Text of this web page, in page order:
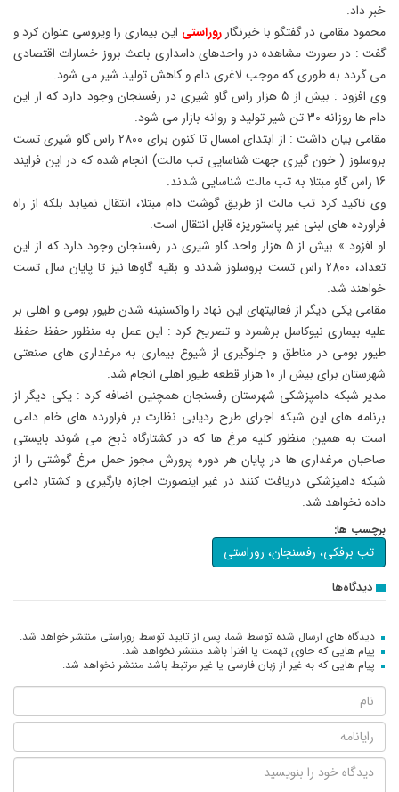
خبر داد.
محمود مقامی در گفتگو با خبرنگار روراستی این بیماری را ویروسی عنوان کرد و
گفت : در صورت مشاهده در واحدهای دامداری باعث بروز خسارات اقتصادی
می گردد به طوری که موجب لاغری دام و کاهش تولید شیر می شود.
وی افزود : بیش از 5 هزار راس گاو شیری در رفسنجان وجود دارد که از این
دام ها روزانه 30 تن شیر تولید و روانه بازار می شود.
مقامی بیان داشت : از ابتدای امسال تا کنون برای 2800 راس گاو شیری تست
بروسلوز ( خون گیری جهت شناسایی تب مالت) انجام شده که در این فرایند
16 راس گاو مبتلا به تب مالت شناسایی شدند.
وی تاکید کرد تب مالت از طریق گوشت دام مبتلا، انتقال نمیابد بلکه از راه
فراورده های لبنی غیر پاستوریزه قابل انتقال است.
او افزود » بیش از 5 هزار واحد گاو شیری در رفسنجان وجود دارد که از این
تعداد، 2800 راس تست بروسلوز شدند و بقیه گاوها نیز تا پایان سال تست
خواهند شد.
مقامی یکی دیگر از فعالیتهای این نهاد را واکسنینه شدن طیور بومی و اهلی بر
علیه بیماری نیوکاسل برشمرد و تصریح کرد : این عمل به منظور حفظ حفظ
طیور بومی در مناطق و جلوگیری از شیوع بیماری به مرغداری های صنعتی
شهرستان برای بیش از 10 هزار قطعه طیور اهلی انجام شد.
مدیر شبکه دامپزشکی شهرستان رفسنجان همچنین اضافه کرد : یکی دیگر از
برنامه های این شبکه اجرای طرح ردیابی نظارت بر فراورده های خام دامی
است به همین منظور کلیه مرغ ها که در کشتارگاه ذبح می شوند بایستی
صاحبان مرغداری ها در پایان هر دوره پرورش مجوز حمل مرغ گوشتی را از
شبکه دامپزشکی دریافت کنند در غیر اینصورت اجازه بارگیری و کشتار دامی
داده نخواهد شد.
برچسب ها:
تب برفکی، رفسنجان، روراستی
دیدگاه‌ها
دیدگاه های ارسال شده توسط شما، پس از تایید توسط روراستی منتشر خواهد شد.
پیام هایی که حاوی تهمت یا افترا باشد منتشر نخواهد شد.
پیام هایی که به غیر از زبان فارسی یا غیر مرتبط باشد منتشر نخواهد شد.